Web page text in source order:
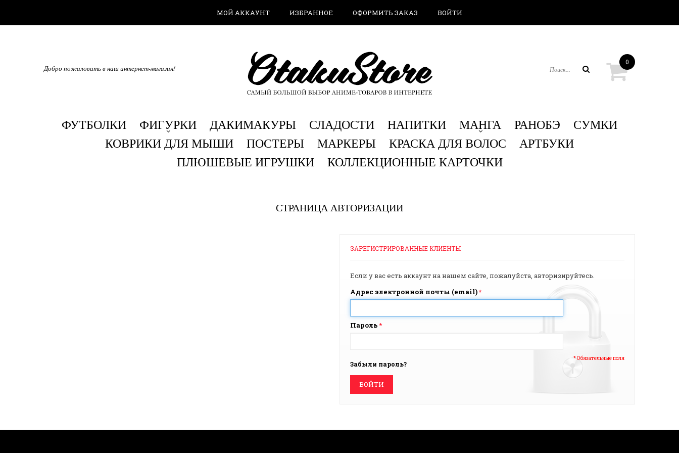
МОЙ АККАУНТ ИЗБРАННОЕ ОФОРМИТЬ ЗАКАЗ ВОЙТИ
Добро пожаловать в наш интернет-магазин!
0
ФУТБОЛКИ ФИГУРКИ ДАКИМАКУРЫ СЛАДОСТИ НАПИТКИ МАНГА РАНОБЭ
СУМКИ
КОВРИКИ ДЛЯ МЫШИ
ПОСТЕРЫ МАРКЕРЫ КРАСКА ДЛЯ ВОЛОС
АРТБУКИ
ПЛЮШЕВЫЕ ИГРУШКИ
КОЛЛЕКЦИОННЫЕ КАРТОЧКИ
СТРАНИЦА АВТОРИЗАЦИИ
ЗАРЕГИСТРИРОВАННЫЕ КЛИЕНТЫ
Если у вас есть аккаунт на нашем сайте, пожалуйста, авторизируйтесь.
*
Адрес электронной почты (email)
*
Пароль
* Обязательные поля
Забыли пароль?
ВОЙТИ